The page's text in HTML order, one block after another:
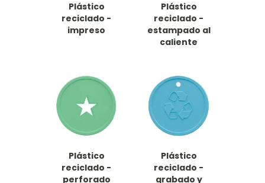
Plástico
reciclado -
impreso
Plástico
reciclado -
estampado al
caliente
Plástico
reciclado -
perforado
Plástico
reciclado -
grabado y